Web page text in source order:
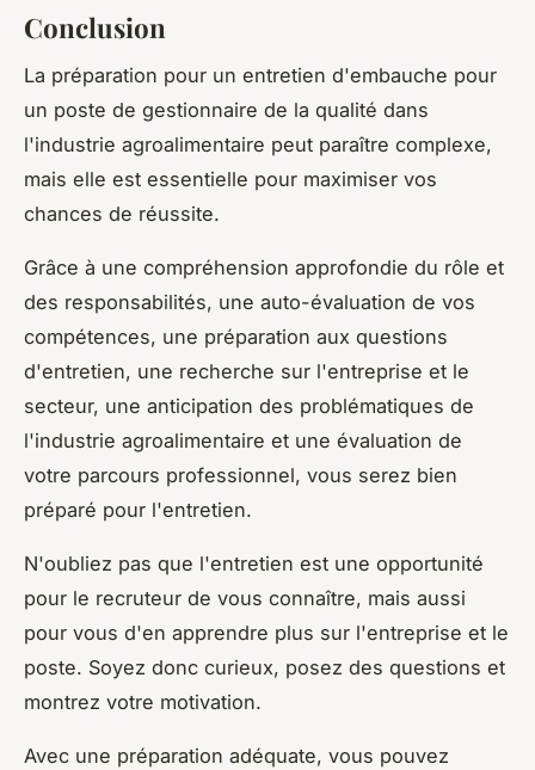
Conclusion
La préparation pour un entretien d'embauche pour
un poste de gestionnaire de la qualité dans
l'industrie agroalimentaire peut paraître complexe,
mais elle est essentielle pour maximiser vos
chances de réussite.
Grâce à une compréhension approfondie du rôle et
des responsabilités, une auto-évaluation de vos
compétences, une préparation aux questions
d'entretien, une recherche sur l'entreprise et le
secteur, une anticipation des problématiques de
l'industrie agroalimentaire et une évaluation de
votre parcours professionnel, vous serez bien
préparé pour l'entretien.
N'oubliez pas que l'entretien est une opportunité
pour le recruteur de vous connaître, mais aussi
pour vous d'en apprendre plus sur l'entreprise et le
poste. Soyez donc curieux, posez des questions et
montrez votre motivation.
Avec une préparation adéquate, vous pouvez